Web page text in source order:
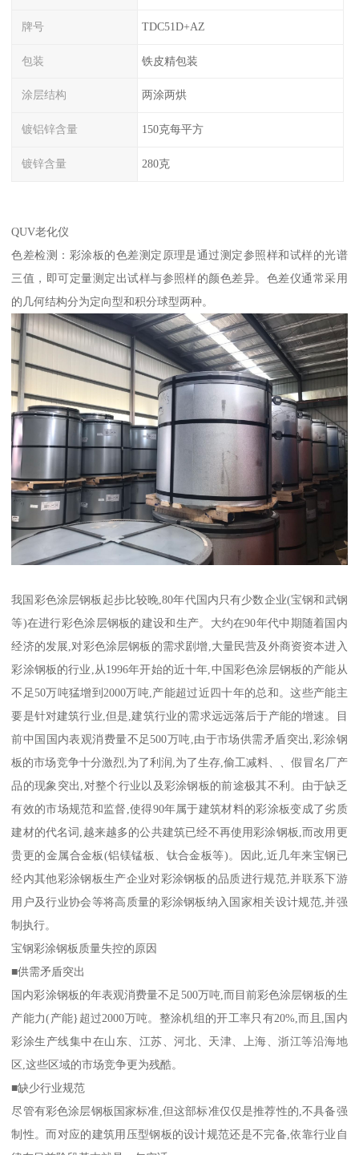
牌号 TDC51D+AZ
包装 铁皮精包装
涂层结构 两涂两烘
镀铝锌含量 150克每平方
镀锌含量 280克
QUV老化仪
色差检测：彩涂板的色差测定原理是通过测定参照样和试样的光谱
三值，即可定量测定出试样与参照样的颜色差异。色差仪通常采用
的几何结构分为定向型和积分球型两种。
我国彩色涂层钢板起步比较晚,80年代国内只有少数企业(宝钢和武钢
等)在进行彩色涂层钢板的建设和生产。大约在90年代中期随着国内
经济的发展,对彩色涂层钢板的需求剧增,大量民营及外商资资本进入
彩涂钢板的行业,从1996年开始的近十年,中国彩色涂层钢板的产能从
不足50万吨猛增到2000万吨,产能超过近四十年的总和。这些产能主
要是针对建筑行业,但是,建筑行业的需求远远落后于产能的增速。目
前中国国内表观消费量不足500万吨,由于市场供需矛盾突出,彩涂钢
板的市场竞争十分激烈,为了利润,为了生存,偷工减料、、假冒名厂产
品的现象突出,对整个行业以及彩涂钢板的前途极其不利。由于缺乏
有效的市场规范和监督,使得90年属于建筑材料的彩涂板变成了劣质
建材的代名词,越来越多的公共建筑已经不再使用彩涂钢板,而改用更
贵更的金属合金板(铝镁锰板、钛合金板等)。因此,近几年来宝钢已
经内其他彩涂钢板生产企业对彩涂钢板的品质进行规范,并联系下游
用户及行业协会等将高质量的彩涂钢板纳入国家相关设计规范,并强
制执行。
宝钢彩涂钢板质量失控的原因
■供需矛盾突出
国内彩涂钢板的年表观消费量不足500万吨,而目前彩色涂层钢板的生
产能力(产能}超过2000万吨。整涂机组的开工率只有20%,而且,国内
彩涂生产线集中在山东、江苏、河北、天津、上海、浙江等沿海地
区,这些区域的市场竞争更为残酷。
■缺少行业规范
尽管有彩色涂层钢板国家标准,但这部标准仅仅是推荐性的,不具备强
制性。而对应的建筑用压型钢板的设计规范还是不完备,依靠行业自